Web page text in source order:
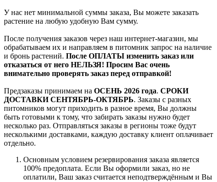
У нас нет минимальной суммы заказа, Вы можете заказать
растение на любую удобную Вам сумму.
После получения заказов через наш интернет-магазин, мы
обрабатываем их и направляем в питомник запрос на наличие
и бронь растений. После ОПЛАТЫ изменить заказ или
отказаться от него НЕЛЬЗЯ! Просим Вас очень
внимательно проверять заказ перед отправкой!
Предзаказы принимаем на ОСЕНЬ 2026 года. СРОКИ
ДОСТАВКИ СЕНТЯБРЬ-ОКТЯБРЬ. Заказы с разных
питомников могут приходить в разное время, Вы должны
быть готовыми к тому, что забирать заказы нужно будет
несколько раз. Отправляться заказы в регионы тоже будут
несколькими доставками, каждую доставку клиент оплачивает
отдельно.
Основным условием резервирования заказа является
100% предоплата. Если Вы оформили заказ, но не
оплатили, Ваш заказ считается неподтверждённым и Вы